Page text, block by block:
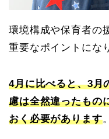
環境構成や保育者の
重要なポイントにな
4月に比べると、3月
慮は全然違ったもの
おく必要があります。